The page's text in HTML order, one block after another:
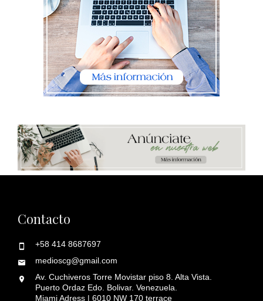
Contacto
+58 414 8687697
medioscg@gmail.com
Av. Cuchiveros Torre Movistar piso 8. Alta Vista.
Puerto Ordaz Edo. Bolivar. Venezuela.
Miami Adress | 6010 NW 170 terrace